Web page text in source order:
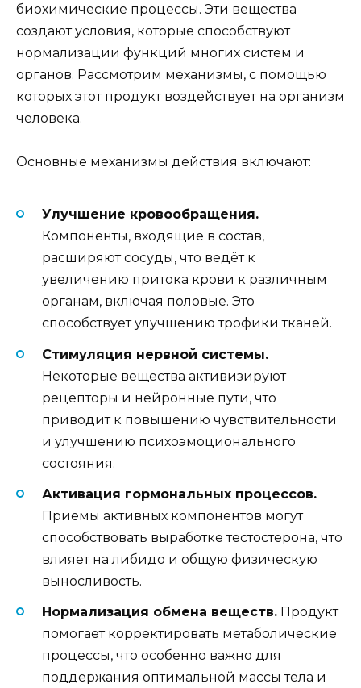
биохимические процессы. Эти вещества
создают условия, которые способствуют
нормализации функций многих систем и
органов. Рассмотрим механизмы, с помощью
которых этот продукт воздействует на организм
человека.
Основные механизмы действия включают:
Улучшение кровообращения.
Компоненты, входящие в состав,
расширяют сосуды, что ведёт к
увеличению притока крови к различным
органам, включая половые. Это
способствует улучшению трофики тканей.
Стимуляция нервной системы.
Некоторые вещества активизируют
рецепторы и нейронные пути, что
приводит к повышению чувствительности
и улучшению психоэмоционального
состояния.
Активация гормональных процессов.
Приёмы активных компонентов могут
способствовать выработке тестостерона, что
влияет на либидо и общую физическую
выносливость.
Нормализация обмена веществ. Продукт
помогает корректировать метаболические
процессы, что особенно важно для
поддержания оптимальной массы тела и